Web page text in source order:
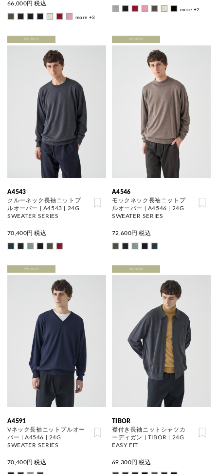
66,000円 税込
more +3
more +2
PRE ORDER
A4543
クルーネック長袖ニットプ
ルオーバー | A4543 | 24G
SWEATER SERIES
70,400円 税込
PRE ORDER
A4546
モックネック長袖ニットプ
ルオーバー | A4546 | 24G
SWEATER SERIES
72,600円 税込
PRE ORDER
A4591
Vネック長袖ニットプルオー
バー | A4546 | 24G
SWEATER SERIES
70,400円 税込
PRE ORDER
TIBOR
襟付き長袖ニットシャツカ
ーディガン | TIBOR | 24G
EASY FIT
69,300円 税込